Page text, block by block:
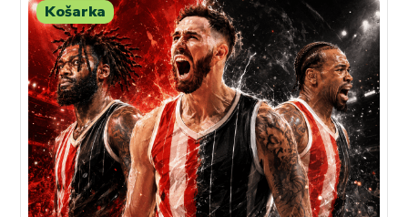
Košarka